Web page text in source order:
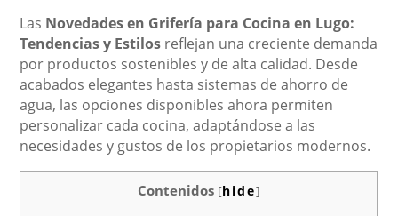
Las Novedades en Grifería para Cocina en Lugo:
Tendencias y Estilos reflejan una creciente demanda
por productos sostenibles y de alta calidad. Desde
acabados elegantes hasta sistemas de ahorro de
agua, las opciones disponibles ahora permiten
personalizar cada cocina, adaptándose a las
necesidades y gustos de los propietarios modernos.
Contenidos [hide]